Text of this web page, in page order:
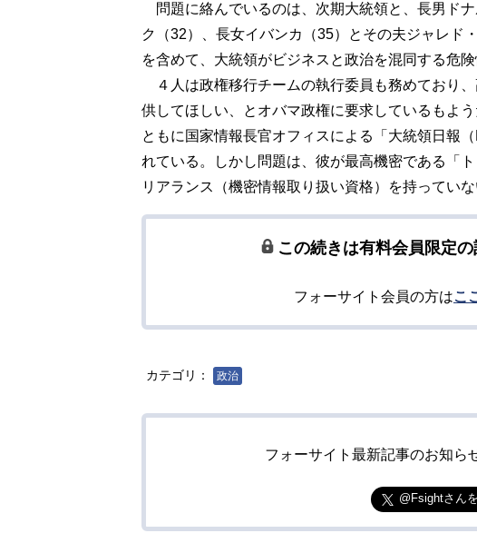
問題に絡んでいるのは、次期大統領と、長男ド
ク（32）、長女イバンカ（35）とその夫ジャレド
を含めて、大統領がビジネスと政治を混同する危険
４人は政権移行チームの執行委員も務めており
供してほしい、とオバマ政権に要求しているもよ
ともに国家情報長官オフィスによる「大統領日報
れている。しかし問題は、彼が最高機密である「
リアランス（機密情報取り扱い資格）を持っていな
この続きは有料会員限定の
フォーサイト会員の方はこ
カテゴリ： 政治
フォーサイト最新記事のお知ら
@Fsightさん